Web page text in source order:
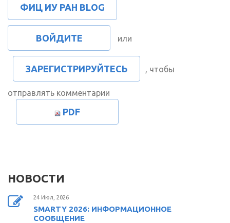
ФИЦ ИУ РАН BLOG
ВОЙДИТЕ или
ЗАРЕГИСТРИРУЙТЕСЬ , чтобы
отправлять комментарии
PDF
НОВОСТИ
24 Июл, 2026
SMARTY 2026: ИНФОРМАЦИОННОЕ
СООБЩЕНИЕ